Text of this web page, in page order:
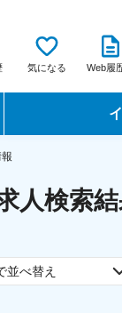
気になる Web履
転職フェア
人検索
並べ替え